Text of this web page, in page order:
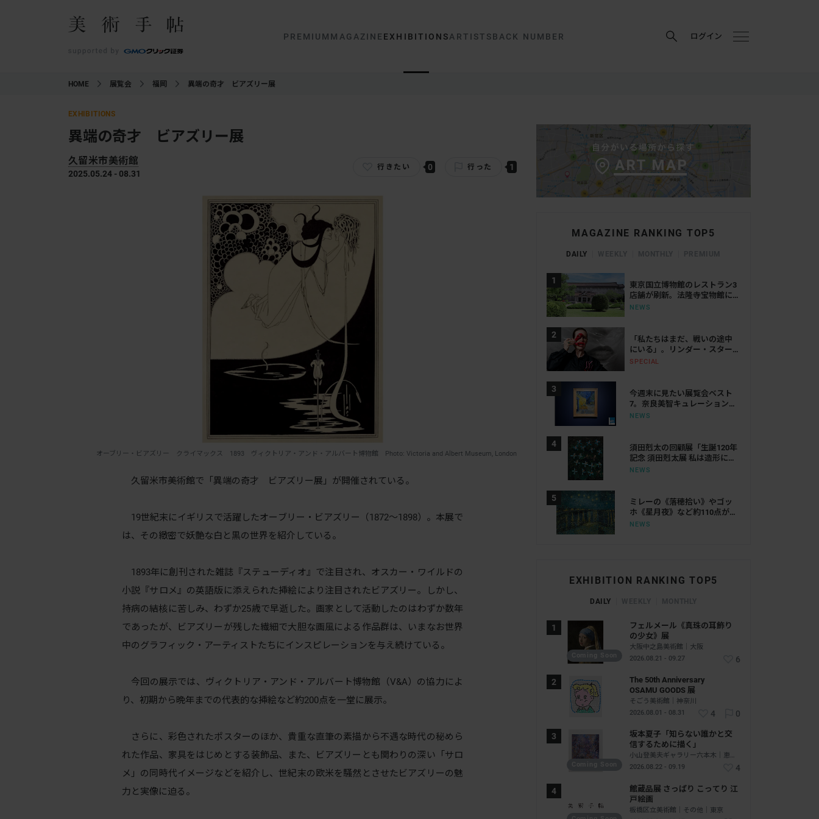
PREMIUM MAGAZINE EXHIBITIONSARTISTSBACK NUMBER ログイン
HOME 展覧会 福岡 異端の奇才 ビアズリー展
EXHIBITIONS
異端の奇才 ビアズリー展
久留米市美術館
2025.05.24 - 08.31
行きたい 0 行った 1
オーブリー・ビアズリー クライマックス 1893 ヴィクトリア・アンド・アルバート博物館 Photo: Victoria and Albert Museum, London
久留米市美術館で「異端の奇才 ビアズリー展」が開催されている。
19世紀末にイギリスで活躍したオーブリー・ビアズリー（1872〜1898）。本展で
は、その緻密で妖艶な白と黒の世界を紹介している。
1893年に創刊された雑誌『ステューディオ』で注目され、オスカー・ワイルドの
小説『サロメ』の英語版に添えられた挿絵により注目されたビアズリー。しかし、
持病の結核に苦しみ、わずか25歳で早逝した。画家として活動したのはわずか数年
であったが、ビアズリーが残した繊細で大胆な画風による作品群は、いまなお世界
中のグラフィック・アーティストたちにインスピレーションを与え続けている。
今回の展示では、ヴィクトリア・アンド・アルバート博物館（V&A）の協力によ
り、初期から晩年までの代表的な挿絵など約200点を一堂に展示。
さらに、彩色されたポスターのほか、貴重な直筆の素描から不遇な時代の秘めら
れた作品、家具をはじめとする装飾品、また、ビアズリーとも関わりの深い「サロ
メ」の同時代イメージなどを紹介し、世紀末の欧米を騒然とさせたビアズリーの魅
力と実像に迫る。
MAGAZINE RANKING TOP5
DAILY
東京国立博物館のレストラン3
店舗が刷新。法隆寺宝物館に
は「鮨会席 おく乃」がオープ
NEWS
「私たちはまだ、戦いの途中
にいる」。リンダー・スター
リングが語る、表現と抵抗の
SPECIAL
今週末に見たい展覧会ベスト
7。奈良美智キュレーション展
から大ゴッホ展、ボッティチ
NEWS
須田剋太の回顧展「生誕120年
記念 須田剋太展 私は造形にな
りたい！」。大阪の江之子島
NEWS
ミレーの《落穂拾い》やゴッ
ホ《星月夜》など約110点が集
結。東京都美術館で「オルセ
NEWS
EXHIBITION RANKING TOP5
DAILY
フェルメール《真珠の耳飾り
の少女》展
大阪中之島美術館｜大阪
2026.08.21 - 09.27
6
The 50th Anniversary
OSAMU GOODS 展
そごう美術館｜神奈川
2026.08.01 - 08.31
4 0
坂本夏子「知らない誰かと交
信するために描く」
小山登美夫ギャラリー六本木｜恵比寿 - 六本木｜東京
2026.08.22 - 09.19
4
館蔵品展 さっぱり こってり 江
戸絵画
板橋区立美術館｜その他｜東京